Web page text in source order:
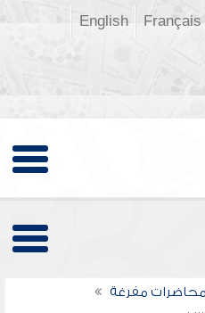
Français
English
محاضرات مفرغة